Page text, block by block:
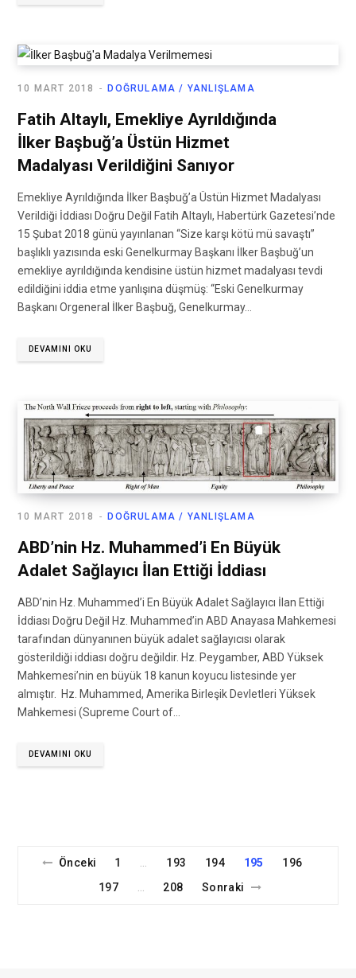
DOĞRULAMA / YANLIŞLAMA
10 MART 2018
Fatih Altaylı, Emekliye Ayrıldığında
İlker Başbuğ’a Üstün Hizmet
Madalyası Verildiğini Sanıyor
Emekliye Ayrıldığında İlker Başbuğ’a Üstün Hizmet Madalyası
Verildiği İddiası Doğru Değil Fatih Altaylı, Habertürk Gazetesi’nde
15 Şubat 2018 günü yayınlanan “Size karşı kötü mü savaştı”
başlıklı yazısında eski Genelkurmay Başkanı İlker Başbuğ’un
emekliye ayrıldığında kendisine üstün hizmet madalyası tevdi
edildiğini iddia etme yanlışına düşmüş: “Eski Genelkurmay
Başkanı Orgeneral İlker Başbuğ, Genelkurmay…
DEVAMINI OKU
DOĞRULAMA / YANLIŞLAMA
10 MART 2018
ABD’nin Hz. Muhammed’i En Büyük
Adalet Sağlayıcı İlan Ettiği İddiası
ABD’nin Hz. Muhammed’i En Büyük Adalet Sağlayıcı İlan Ettiği
İddiası Doğru Değil Hz. Muhammed’in ABD Anayasa Mahkemesi
tarafından dünyanınen büyük adalet sağlayıcısı olarak
gösterildiği iddiası doğru değildir. Hz. Peygamber, ABD Yüksek
Mahkemesi’nin en büyük 18 kanun koyucu listesinde yer
almıştır. Hz. Muhammed, Amerika Birleşik Devletleri Yüksek
Mahkemesi (Supreme Court of…
DEVAMINI OKU
Önceki 1 … 193 194 195
196
197
… 208 Sonraki